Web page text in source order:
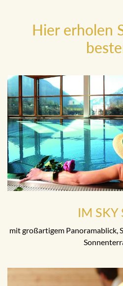
Hier erholen
IM SKY
mit großartigem Panoramablick,